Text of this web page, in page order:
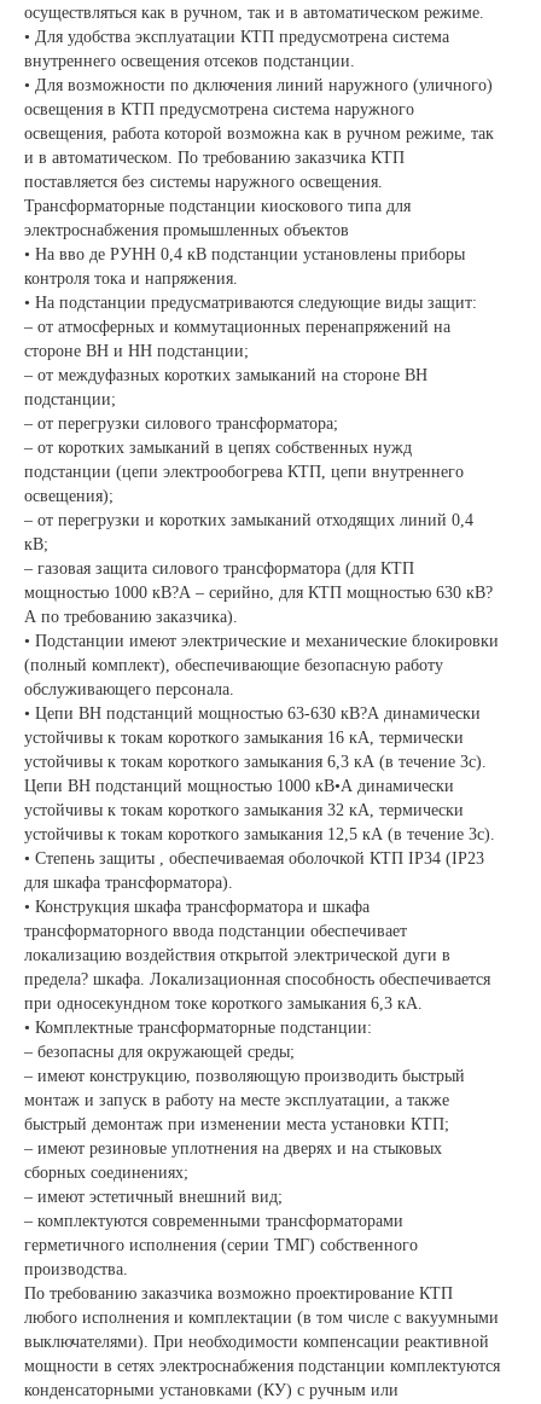
осуществляться как в ручном, так и в автоматическом режиме.
• Для удобства эксплуатации КТП предусмотрена система
внутреннего освещения отсеков подстанции.
• Для возможности по дключения линий наружного (уличного)
освещения в КТП предусмотрена система наружного
освещения, работа которой возможна как в ручном режиме, так
и в автоматическом. По требованию заказчика КТП
поставляется без системы наружного освещения.
Трансформаторные подстанции киоскового типа для
электроснабжения промышленных объектов
• На вво де РУНН 0,4 кВ подстанции установлены приборы
контроля тока и напряжения.
• На подстанции предусматриваются следующие виды защит:
– от атмосферных и коммутационных перенапряжений на
стороне ВН и НН подстанции;
– от междуфазных коротких замыканий на стороне ВН
подстанции;
– от перегрузки силового трансформатора;
– от коротких замыканий в цепях собственных нужд
подстанции (цепи электрообогрева КТП, цепи внутреннего
освещения);
– от перегрузки и коротких замыканий отходящих линий 0,4
кВ;
– газовая защита силового трансформатора (для КТП
мощностью 1000 кВ?А – серийно, для КТП мощностью 630 кВ?
А по требованию заказчика).
• Подстанции имеют электрические и механические блокировки
(полный комплект), обеспечивающие безопасную работу
обслуживающего персонала.
• Цепи ВН подстанций мощностью 63-630 кВ?А динамически
устойчивы к токам короткого замыкания 16 кА, термически
устойчивы к токам короткого замыкания 6,3 кА (в течение 3с).
Цепи ВН подстанций мощностью 1000 кВ•А динамически
устойчивы к токам короткого замыкания 32 кА, термически
устойчивы к токам короткого замыкания 12,5 кА (в течение 3с).
• Степень защиты , обеспечиваемая оболочкой КТП IP34 (IP23
для шкафа трансформатора).
• Конструкция шкафа трансформатора и шкафа
трансформаторного ввода подстанции обеспечивает
локализацию воздействия открытой электрической дуги в
предела? шкафа. Локализационная способность обеспечивается
при односекундном токе короткого замыкания 6,3 кА.
• Комплектные трансформаторные подстанции:
– безопасны для окружающей среды;
– имеют конструкцию, позволяющую производить быстрый
монтаж и запуск в работу на месте эксплуатации, а также
быстрый демонтаж при изменении места установки КТП;
– имеют резиновые уплотнения на дверях и на стыковых
сборных соединениях;
– имеют эстетичный внешний вид;
– комплектуются современными трансформаторами
герметичного исполнения (серии ТМГ) собственного
производства.
По требованию заказчика возможно проектирование КТП
любого исполнения и комплектации (в том числе с вакуумными
выключателями). При необходимости компенсации реактивной
мощности в сетях электроснабжения подстанции комплектуются
конденсаторными установками (КУ) с ручным или